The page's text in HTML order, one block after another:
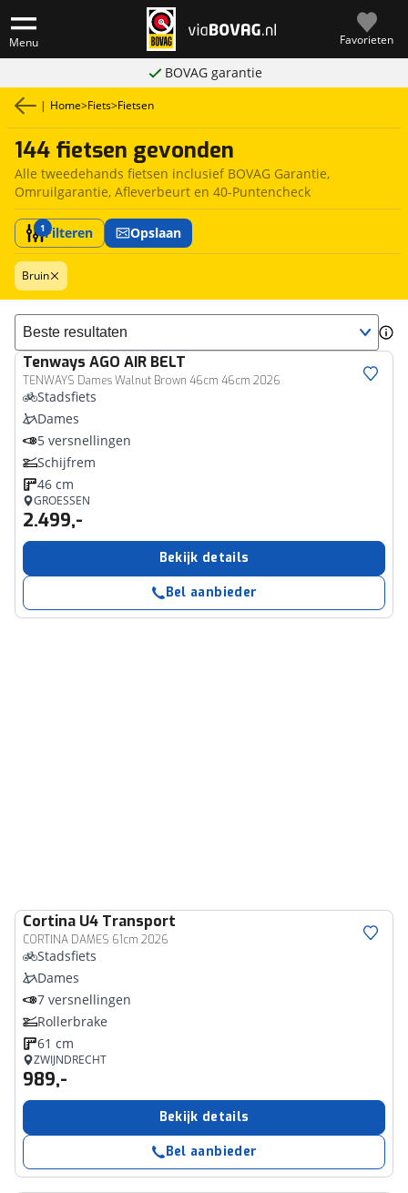
Menu Favorieten
BOVAG garantie
| Home>Fiets>Fietsen
144 fietsen gevonden
Alle tweedehands fietsen inclusief BOVAG Garantie,
Omruilgarantie, Afleverbeurt en 40-Puntencheck
1Filteren Opslaan
Bruin
Sorteer resultaten
Tenways AGO AIR BELT
TENWAYS Dames Walnut Brown 46cm 46cm 2026
Stadsfiets
Dames
5 versnellingen
Schijfrem
46 cm
GROESSEN
2.499,-
Bekijk details
Bel aanbieder
Cortina U4 Transport
CORTINA DAMES 61cm 2026
Stadsfiets
Dames
7 versnellingen
Rollerbrake
61 cm
ZWIJNDRECHT
989,-
Bekijk details
Bel aanbieder